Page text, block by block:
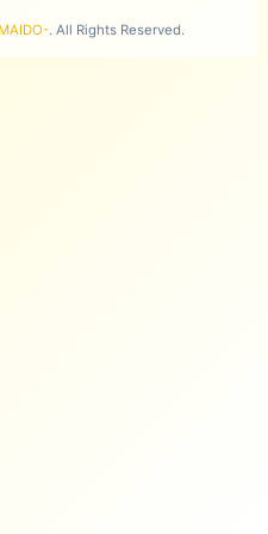
. All Rights Reserved.